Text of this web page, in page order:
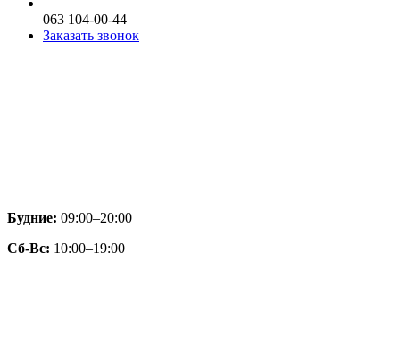
063 104-00-44
Заказать звонок
Будние: 09:00–20:00
Сб-Вс: 10:00–19:00